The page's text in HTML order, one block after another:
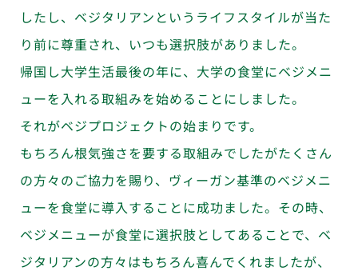
したし、ベジタリアンというライフスタイルが当た
り前に尊重され、いつも選択肢がありました。
帰国し大学生活最後の年に、大学の食堂にベジメニ
ューを入れる取組みを始めることにしました。
それがベジプロジェクトの始まりです。
もちろん根気強さを要する取組みでしたがたくさん
の方々のご協力を賜り、ヴィーガン基準のベジメニ
ューを食堂に導入することに成功ました。その時、
ベジメニューが食堂に選択肢としてあることで、ベ
ジタリアンの方々はもちろん喜んでくれましたが、